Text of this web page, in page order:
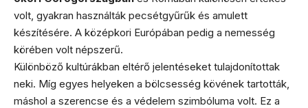
volt, gyakran használták pecsétgyűrűk és amulett
készítésére. A középkori Európában pedig a nemesség
körében volt népszerű.
Különböző kultúrákban eltérő jelentéseket tulajdonítottak
neki. Míg egyes helyeken a bölcsesség kövének tartották,
máshol a szerencse és a védelem szimbóluma volt. Ez a